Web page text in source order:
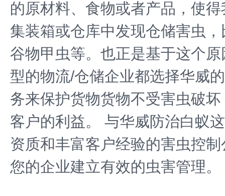
的原材料、食物或者产品，使
集装箱或仓库中发现仓储害虫
谷物甲虫等。也正是基于这个
型的物流/仓储企业都选择华威
务来保护货物货物不受害虫破
客户的利益。 与华威防治白蚁
资质和丰富客户经验的害虫控
您的企业建立有效的虫害管理。